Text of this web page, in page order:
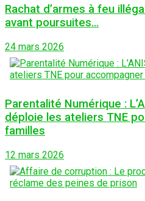
Rachat d’armes à feu
avant poursuites…
24 mars 2026
Parentalité Numérique :
déploie les ateliers TNE
familles
12 mars 2026